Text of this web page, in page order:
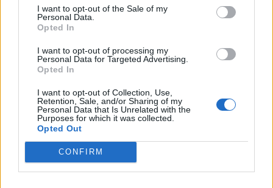
I want to opt-out of the Sale of my
Personal Data.
Opted In
I want to opt-out of processing my
Personal Data for Targeted Advertising.
Opted In
I want to opt-out of Collection, Use,
Retention, Sale, and/or Sharing of my
Personal Data that Is Unrelated with the
Purposes for which it was collected.
Opted Out
CONFIRM
näytöksessä – yleisö poistui paikalta
Maailman eniten matkustaneet valitsivat
suosikkikohteensa – yllättävä voittaja